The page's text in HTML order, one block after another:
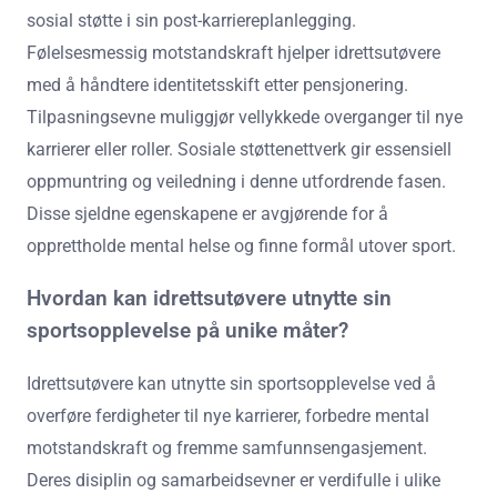
sosial støtte i sin post-karriereplanlegging.
Følelsesmessig motstandskraft hjelper idrettsutøvere
med å håndtere identitetsskift etter pensjonering.
Tilpasningsevne muliggjør vellykkede overganger til nye
karrierer eller roller. Sosiale støttenettverk gir essensiell
oppmuntring og veiledning i denne utfordrende fasen.
Disse sjeldne egenskapene er avgjørende for å
opprettholde mental helse og finne formål utover sport.
Hvordan kan idrettsutøvere utnytte sin
sportsopplevelse på unike måter?
Idrettsutøvere kan utnytte sin sportsopplevelse ved å
overføre ferdigheter til nye karrierer, forbedre mental
motstandskraft og fremme samfunnsengasjement.
Deres disiplin og samarbeidsevner er verdifulle i ulike